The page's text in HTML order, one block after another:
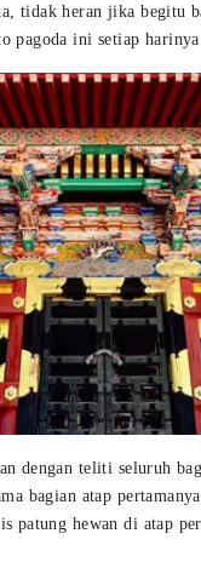
tidak heran jika begitu
pagoda ini setiap harinya.
dengan teliti seluruh
bagian atap
patung hewan di atap